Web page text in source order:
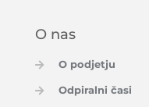
O nas
O podjetju
Odpiralni časi